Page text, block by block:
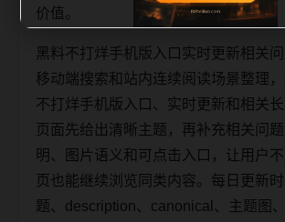
价值。
黑料不打烊手机版入口实时更新相关
移动端搜索和站内连续阅读场景整理
不打烊手机版入口、实时更新和相关长
页面先给出清晰主题，再补充相关问
明、图片语义和可点击入口，让用户
页也能继续浏览同类内容。每日更新
题、description、canonical、主题图